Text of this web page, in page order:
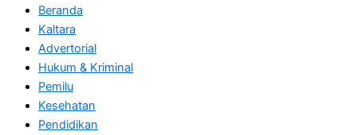
Beranda
Kaltara
Advertorial
Hukum & Kriminal
Pemilu
Kesehatan
Pendidikan